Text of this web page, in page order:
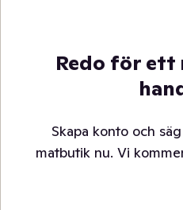
Redo för
Skapa konto och
matbutik nu. Vi